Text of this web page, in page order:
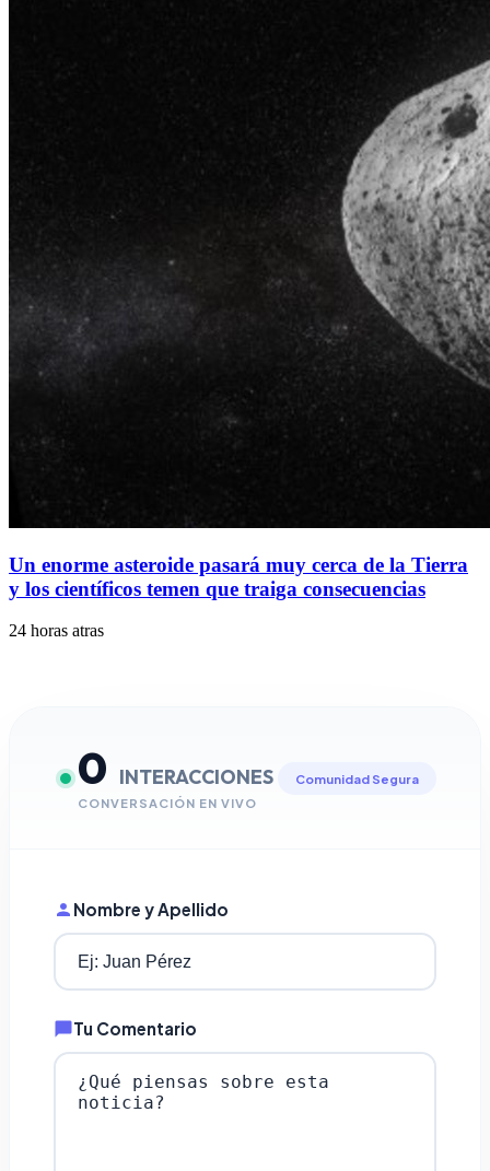
Un enorme asteroide pasará muy cerca de la Tierra
y los científicos temen que traiga consecuencias
24 horas atras
0 INTERACCIONES
CONVERSACIÓN EN VIVO
Comunidad Segura
Nombre y Apellido
Tu Comentario